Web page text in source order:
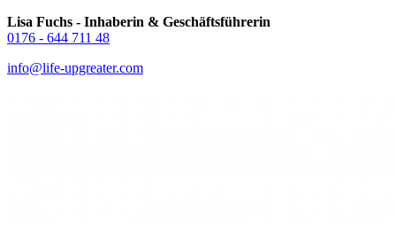
Lisa Fuchs - Inhaberin & Geschäftsführerin
0176 - 644 711 48
info@life-upgreater.com